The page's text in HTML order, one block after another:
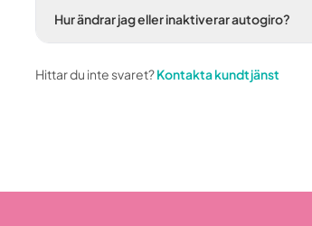
Hur ändrar jag eller inaktiverar autogiro?
Hittar du inte svaret?Kontakta kundtjänst